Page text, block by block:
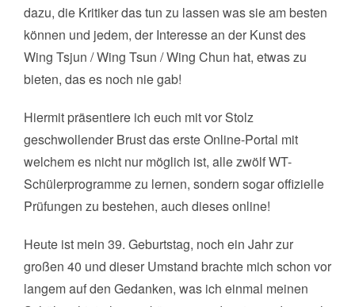
dazu, die Kritiker das tun zu lassen was sie am besten
können und jedem, der Interesse an der Kunst des
Wing Tsjun / Wing Tsun / Wing Chun hat, etwas zu
bieten, das es noch nie gab!
Hiermit präsentiere ich euch mit vor Stolz
geschwollender Brust das erste Online-Portal mit
welchem es nicht nur möglich ist, alle zwölf WT-
Schülerprogramme zu lernen, sondern sogar offizielle
Prüfungen zu bestehen, auch dieses online!
Heute ist mein 39. Geburtstag, noch ein Jahr zur
großen 40 und dieser Umstand brachte mich schon vor
langem auf den Gedanken, was ich einmal meinen